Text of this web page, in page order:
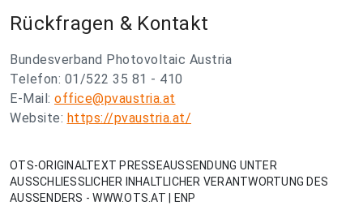
Rückfragen & Kontakt
Bundesverband Photovoltaic Austria
Telefon: 01/522 35 81 - 410
E-Mail: office@pvaustria.at
Website: https://pvaustria.at/
OTS-ORIGINALTEXT PRESSEAUSSENDUNG UNTER
AUSSCHLIESSLICHER INHALTLICHER VERANTWORTUNG DES
AUSSENDERS - WWW.OTS.AT | ENP